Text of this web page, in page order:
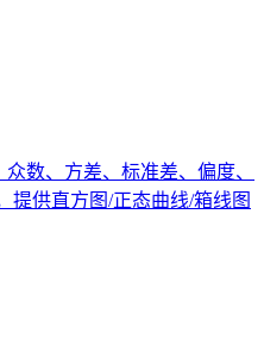
数、方差、标准差、偏度、
提供直方图/正态曲线/箱线图